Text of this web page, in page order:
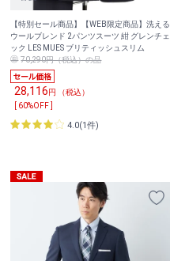
【特別セール商品】【WEB限定商品】洗える
ウールブレンド 2パンツスーツ 紺 グレンチェ
ック LES MUES ブリティッシュスリム
70,290円（税込）の品
28,116円 （税込）
[ 60%OFF ]
4.0(1件)